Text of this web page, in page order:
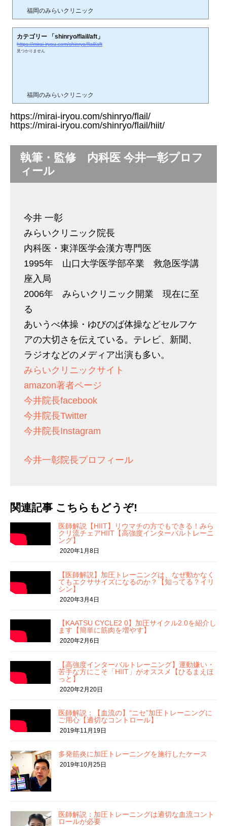
福岡のみらいクリニック
カテゴリー 「shinryo/flail/aft」
https://mirai-iryou.com/shinryo/flail/aft
見つかりません
福岡のみらいクリニック
https://mirai-iryou.com/shinryo/flail/
https://mirai-iryou.com/shinryo/flail/hiit/
執筆・監修 内科医 今井一彰プロフ
ィール
今井 一彰
みらいクリニック院長
内科医・東洋医学会漢方専門医
1995年 山口大学医学部卒業 救急医学講
座入局
2006年 みらいクリニック開業 現在に至
る
あいうべ体操・ゆびのば体操などセルフケ
アの大切さを伝えている。テレビ、新聞、
ラジオなどのメディア出演も多い。
みらいクリニックサイト
amazon著者ページ
今井院長facebook
今井院長Twitter
今井院長Instagram
今井一彰院長プロフィール
関連記事 こちらもどうぞ!
医師解説【HIIT】リウマチの方でもできる！みら
クリ流チェアHIIT【高強度インターバルトレーニ
ング】
2020年1月8日
【医師解説】加圧トレーニングは、なぜ動かなく
てもエクササイズになるのか？【知ってる？イリ
シン】
2020年3月4日
【KAATSU CYCLE2 0】加圧サイクル2.0を紹介し
ます【簡単に筋肉を増やす】
2020年2月6日
【高強度インターバルトレーニング】運動嫌い・
苦手な方にこそ「HIIT」がオススメ【ひるまえほ
っと】
2020年2月20日
医師解説：【血流の】“ニセ”加圧トレーニングに
ご用心【適切なコントロール】
2019年11月19日
多発筋炎に加圧トレーニングを施行したケース
2019年10月25日
医師解説：加圧トレーニングは適切な血流コント
ロールが必要